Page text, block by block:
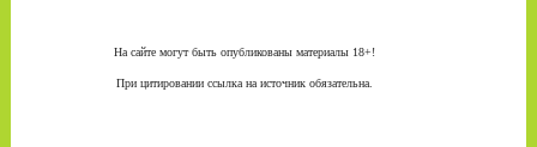
На сайте могут быть опубликованы материалы 18+!
При цитировании ссылка на источник обязательна.